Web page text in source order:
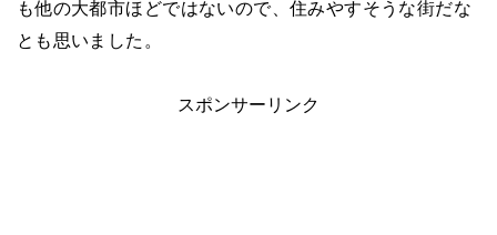
も他の大都市ほどではないので、住みやすそうな街だな
とも思いました。
スポンサーリンク